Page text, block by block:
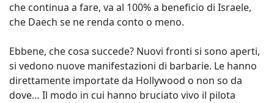
che continua a fare, va al 100% a beneficio di Israele,
che Daech se ne renda conto o meno.
Ebbene, che cosa succede? Nuovi fronti si sono aperti,
si vedono nuove manifestazioni di barbarie. Le hanno
direttamente importate da Hollywood o non so da
dove… Il modo in cui hanno bruciato vivo il pilota